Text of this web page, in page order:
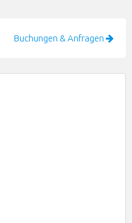
Buchungen & Anfragen